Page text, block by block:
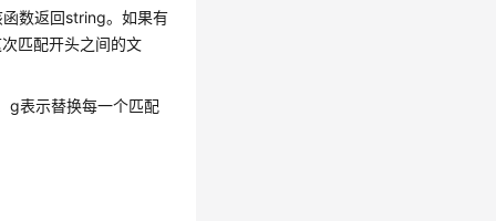
数返回string。如果有
匹配开头之间的文
g表示替换每一个匹配